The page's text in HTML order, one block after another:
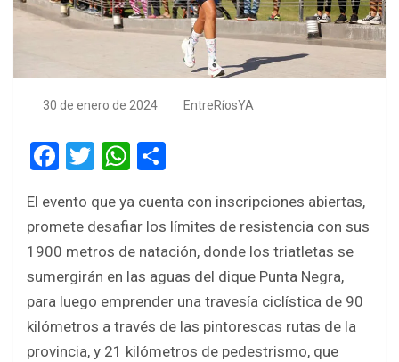
30 de enero de 2024 EntreRíosYA
F
ce
b
o
o
k
T
tt
er
W
at
s
A
p
p
ar
e
El evento que ya cuenta con inscripciones abiertas,
promete desafiar los límites de resistencia con sus
1900 metros de natación, donde los triatletas se
sumergirán en las aguas del dique Punta Negra,
para luego emprender una travesía ciclística de 90
kilómetros a través de las pintorescas rutas de la
provincia, y 21 kilómetros de pedestrismo, que